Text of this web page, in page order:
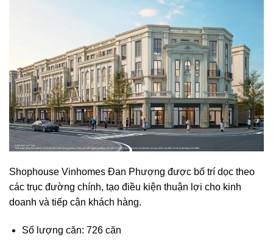
Shophouse Vinhomes Đan Phượng được bố trí dọc theo
các trục đường chính, tạo điều kiện thuận lợi cho kinh
doanh và tiếp cận khách hàng.
Số lượng căn: 726 căn